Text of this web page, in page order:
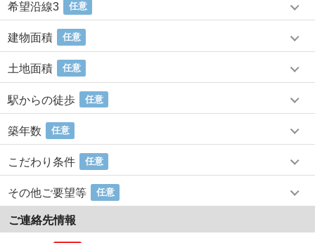
希望沿線3 任意
建物面積 任意
土地面積 任意
駅からの徒歩 任意
築年数 任意
こだわり条件 任意
その他ご要望等 任意
ご連絡先情報